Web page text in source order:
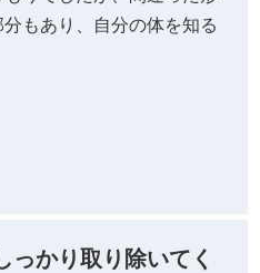
もあり、自分の体を知る
っかり取り除いてく